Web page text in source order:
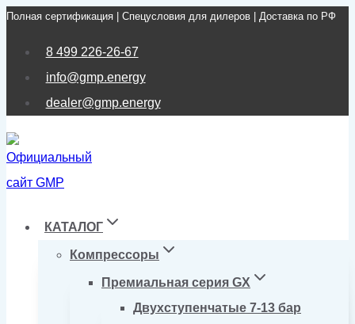
Перейти
Полная сертификация | Спецусловия для дилеров | Доставка по РФ
8 499 226-26-67
info@gmp.energy
dealer@gmp.energy
КАТАЛОГ
Компрессоры
Премиальная серия GX
Двухступенчатые 7-13 бар